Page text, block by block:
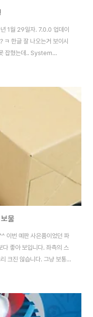
1월 29일자. 7.0.0 업데이
ㅋ 한글 잘 나오는거 보이시
잡혔는데.. System
시면 됩니다. [Update]
정에 한.국.어.!!! 일판 베이스
못 알아볼 정도는 아닙니
로 Mii 이름 설정에서 한글
물
이번 예판 사은품이었던 파
좋아 보입니다. 좌측의 스
크진 않습니다. 그냥 보통
지 있네요. 이번에 신경 좀
참 좋습니다. 실제 게임내에
고 있습니다. 한글 부제는 참